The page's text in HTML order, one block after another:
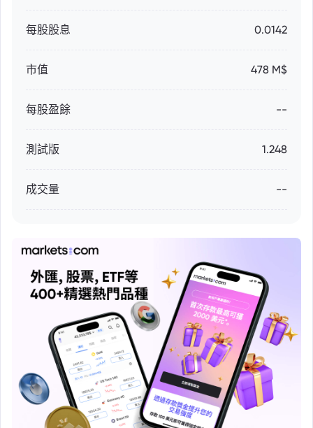
每股股息 0.0142
市值 478 M$
每股盈餘 --
測試版 1.248
成交量 --